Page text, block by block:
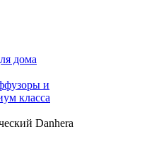
дома
и
класса
Danhera